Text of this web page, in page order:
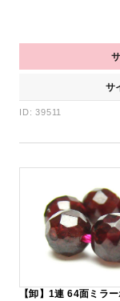
サ
ID: 39511
【卸】1連 64面ミラ